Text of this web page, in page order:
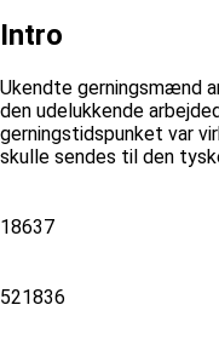
Intro
Ukendte gerningsmænd
den udelukkende
gerningstidspunket var
skulle sendes til den
18637
521836